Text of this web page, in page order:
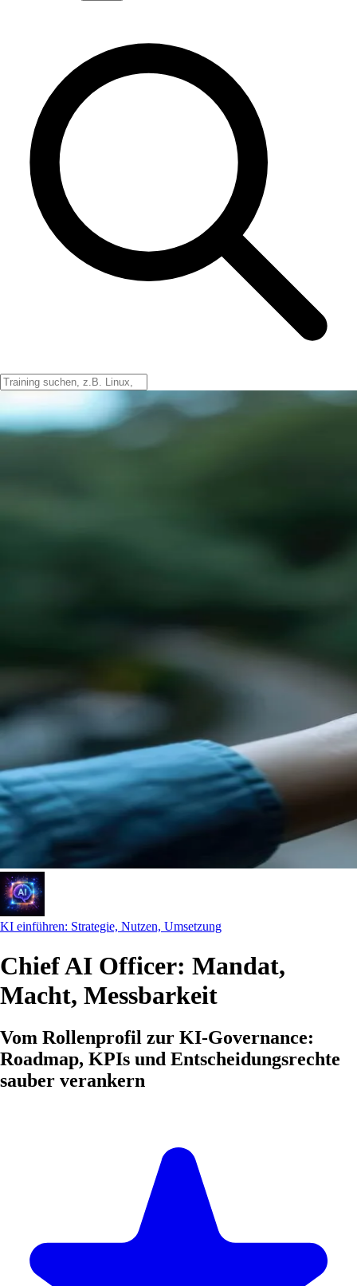
KI einführen: Strategie, Nutzen, Umsetzung
Chief AI Officer: Mandat,
Macht, Messbarkeit
Vom Rollenprofil zur KI-Governance:
Roadmap, KPIs und Entscheidungsrechte
sauber verankern